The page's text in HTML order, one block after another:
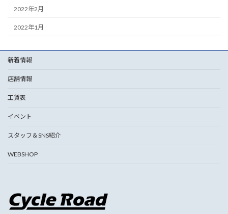
2022年2月
2022年1月
新着情報
店舗情報
工賃表
イベント
スタッフ＆SNS紹介
WEBSHOP